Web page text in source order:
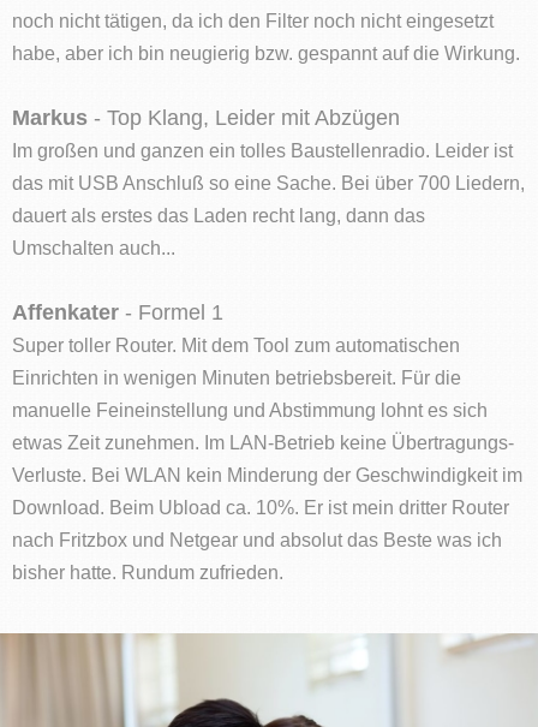
noch nicht tätigen, da ich den Filter noch nicht eingesetzt
habe, aber ich bin neugierig bzw. gespannt auf die Wirkung.
Markus - Top Klang, Leider mit Abzügen
Im großen und ganzen ein tolles Baustellenradio. Leider ist
das mit USB Anschluß so eine Sache. Bei über 700 Liedern,
dauert als erstes das Laden recht lang, dann das
Umschalten auch...
Affenkater - Formel 1
Super toller Router. Mit dem Tool zum automatischen
Einrichten in wenigen Minuten betriebsbereit. Für die
manuelle Feineinstellung und Abstimmung lohnt es sich
etwas Zeit zunehmen. Im LAN-Betrieb keine Übertragungs-
Verluste. Bei WLAN kein Minderung der Geschwindigkeit im
Download. Beim Ubload ca. 10%. Er ist mein dritter Router
nach Fritzbox und Netgear und absolut das Beste was ich
bisher hatte. Rundum zufrieden.